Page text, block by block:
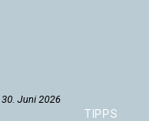
30. Juni 2026
TIPPS